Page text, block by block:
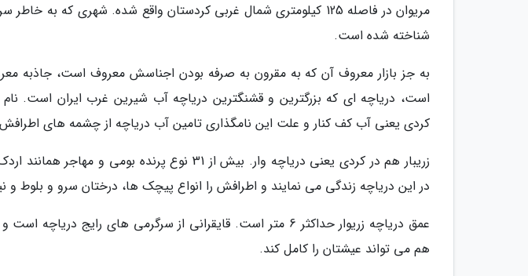
مریوان در فاصله 125 کیلومتری شمال غربی کردستان واقع شده. شهری
شناخته شده است.
به جز بازار معروف آن که به مقرون به صرفه بودن اجناسش معروف است، جاذبه معروف
است، دریاچه ای که بزرگترین و قشنگترین دریاچه آب شیرین غرب ایران است. نام
کردی یعنی آب کف کنار و علت این نامگذاری تامین آب دریاچه از چشمه های
زریبار هم در کردی یعنی دریاچه وار. بیش از 31 نوع پرنده
در این دریاچه زندگی می نمایند و اطرافش را انواع پیچک ها، درختان سرو و بلوط و
عمق دریاچه زریوار حداکثر 6 متر است. قایقرانی از سرگرمی های
هم می تواند عیشتان را کامل کند.